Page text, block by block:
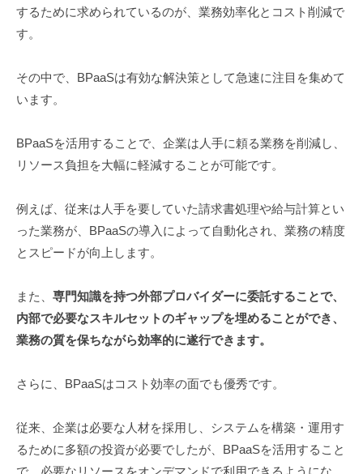
するために求められているのが、業務効率化とコスト削減で
す。
その中で、BPaaSは有効な解決策として急速に注目を集めて
います。
BPaaSを活用することで、企業は人手に頼る業務を削減し、
リソース負担を大幅に軽減することが可能です。
例えば、従来は人手を要していた請求書処理や給与計算とい
った業務が、BPaaSの導入によって自動化され、業務の精度
とスピードが向上します。
また、 専門知識を持つ外部プロバイダーに委託することで、
内部で必要なスキルセットのギャップを埋めることができ、
業務の質を保ちながら効率的に遂行できます。
さらに、BPaaSはコスト効率の面でも優秀です。
従来、企業は必要な人材を採用し、システムを構築・運用す
るために多額の投資が必要でしたが、BPaaSを活用すること
で、必要なリソースをオンデマンドで利用できるようにな